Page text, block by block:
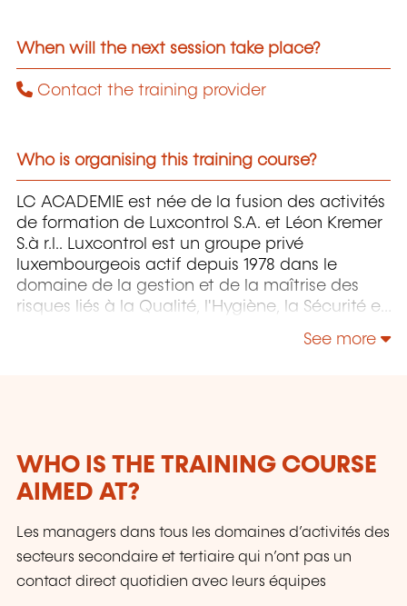
When will the next session take place?
Contact the training provider
Who is organising this training course?
LC ACADEMIE est née de la fusion des activités
de formation de Luxcontrol S.A. et Léon Kremer
S.à r.l.. Luxcontrol est un groupe privé
luxembourgeois actif depuis 1978 dans le
domaine de la gestion et de la maîtrise des
risques liés à la Qualité, l'Hygiène, la Sécurité et
See more
WHO IS THE TRAINING COURSE
AIMED AT?
Les managers dans tous les domaines d’activités des
secteurs secondaire et tertiaire qui n’ont pas un
contact direct quotidien avec leurs équipes